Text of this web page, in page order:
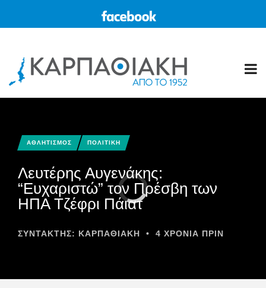
ΑΘΛΗΤΙΣΜΟΣ ΠΟΛΙΤΙΚΗ
Λευτέρης Αυγενάκης:
“Eυχαριστώ” τον Πρέσβη των
ΗΠΑ Τζέφρι Πάιατ
ΣΥΝΤΆΚΤΗΣ: ΚΑΡΠΑΘΙΑΚΗ • 4 ΧΡΌΝΙΑ ΠΡΙΝ